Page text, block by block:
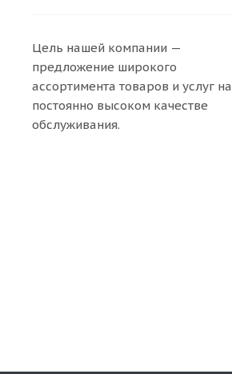
Цель нашей компании —
предложение широкого
ассортимента товаров и услуг на
постоянно высоком качестве
обслуживания.